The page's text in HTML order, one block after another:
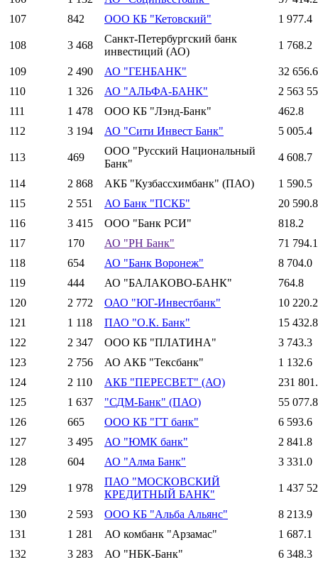
107
842 ООО КБ "Кетовский" 1 977.4
108 3 468
Санкт-Петербургский банк
инвестиций (АО)
1 768.2
109 2 490 АО "ГЕНБАНК"
32 656.6
110
1 326 АО "АЛЬФА-БАНК"
2 563
111
1 478 ООО КБ "Лэнд-Банк"
462.8
112
3 194 АО "Сити Инвест Банк" 5 005.4
113 469
ООО "Русский Национальный
Банк"
4 608.7
114 2 868 АКБ "Кузбассхимбанк" (ПАО)
1 590.5
115
2 551 АО Банк "ПСКБ"
20 590.8
116
3 415 ООО "Банк РСИ"
818.2
117
170 АО "РН Банк"
71 794.1
118
654 АО "Банк Воронеж"
8 704.0
119
444 АО "БАЛАКОВО-БАНК"
764.8
120
2 772 ОАО "ЮГ-Инвестбанк"
10 220.2
121
1 118 ПАО "О.К. Банк"
15 432.8
122
2 347 ООО КБ "ПЛАТИНА"
3 743.3
123
2 756 АО АКБ "Тексбанк"
1 132.6
124
2 110 АКБ "ПЕРЕСВЕТ" (АО)
231
125
1 637 "СДМ-Банк" (ПАО)
55 077.8
126
665 ООО КБ "ГТ банк"
6 593.6
127
3 495 АО "ЮМК банк"
2 841.8
128
604 АО "Алма Банк" 3 331.0
129 1 978
ПАО "МОСКОВСКИЙ
КРЕДИТНЫЙ БАНК"
1 437
130 2 593 ООО КБ "Альба Альянс"
8 213.9
131
1 281 АО комбанк "Арзамас"
1 687.1
132
3 283 АО "НБК-Банк"
6 348.3